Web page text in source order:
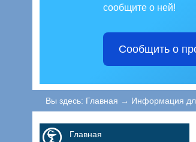
сообщите о ней!
Сообщить о
Вы здесь: Главная → Информация
Главная